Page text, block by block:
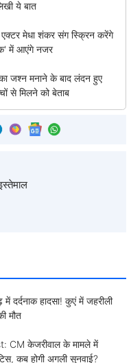
दर्दनाक हादसा! कुएं में जहरीली
मौत
CM केजरीवाल के मामले में
कब होगी अगली सुनवाई?
ये बात
मेधा शंकर संग स्क्रिन करेंगे
में आएंगे नजर
जश्न मनाने के बाद लंदन हुए
से मिलने को बेताब